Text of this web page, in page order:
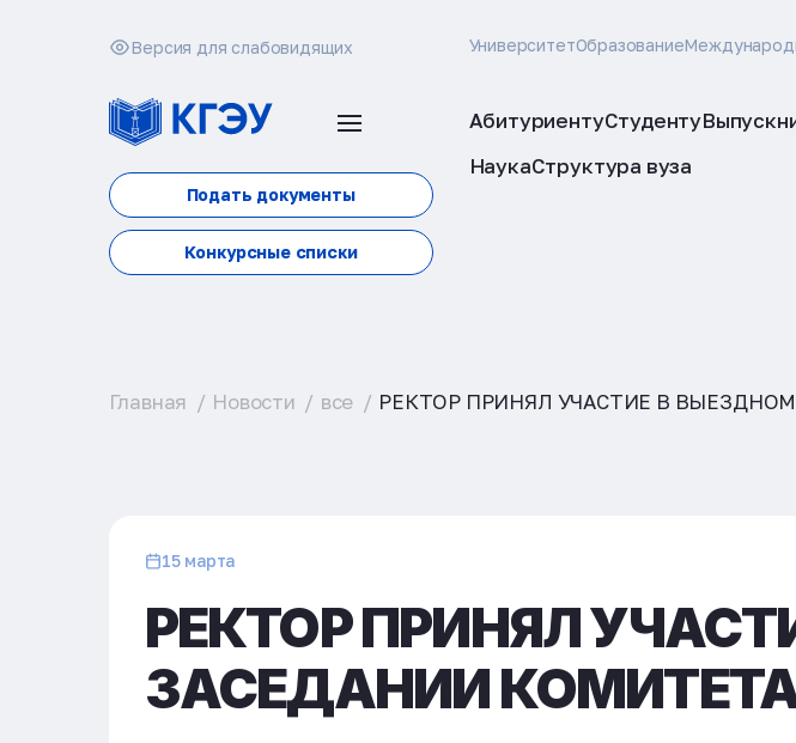
Версия для слабовидящих УниверситетОбразование
Подать документы
Конкурсные списки
АбитуриентуСтуденту
НаукаСтруктура вуза
Главная Новости все РЕКТОР ПРИНЯЛ УЧАСТИЕ В
15 марта
РЕКТОР ПРИНЯЛ
ЗАСЕДАНИИ